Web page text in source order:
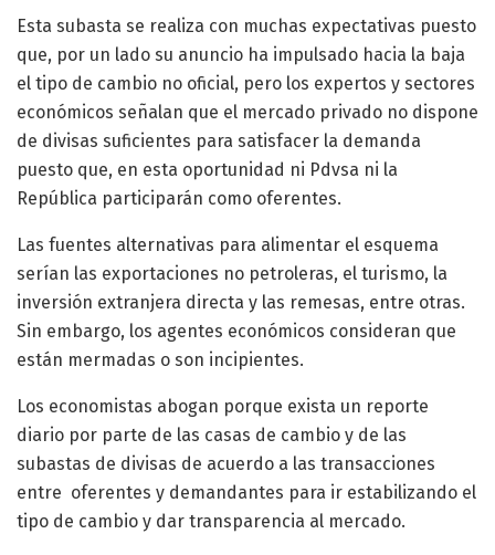
Esta subasta se realiza con muchas expectativas puesto
que, por un lado su anuncio ha impulsado hacia la baja
el tipo de cambio no oficial, pero los expertos y sectores
económicos señalan que el mercado privado no dispone
de divisas suficientes para satisfacer la demanda
puesto que, en esta oportunidad ni Pdvsa ni la
República participarán como oferentes.
Las fuentes alternativas para alimentar el esquema
serían las exportaciones no petroleras, el turismo, la
inversión extranjera directa y las remesas, entre otras.
Sin embargo, los agentes económicos consideran que
están mermadas o son incipientes.
Los economistas abogan porque exista un reporte
diario por parte de las casas de cambio y de las
subastas de divisas de acuerdo a las transacciones
entre oferentes y demandantes para ir estabilizando el
tipo de cambio y dar transparencia al mercado.